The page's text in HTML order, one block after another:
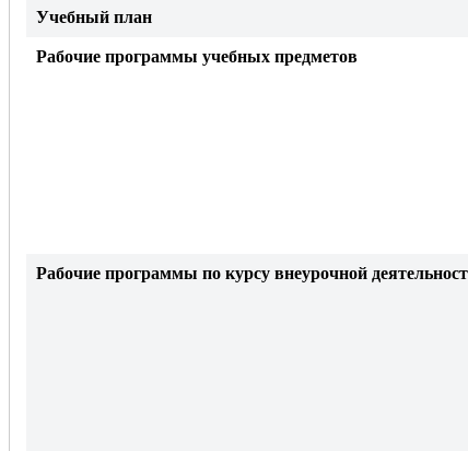
Учебный план
Рабочие программы учебных предметов
Рабочие программы по курсу внеурочной